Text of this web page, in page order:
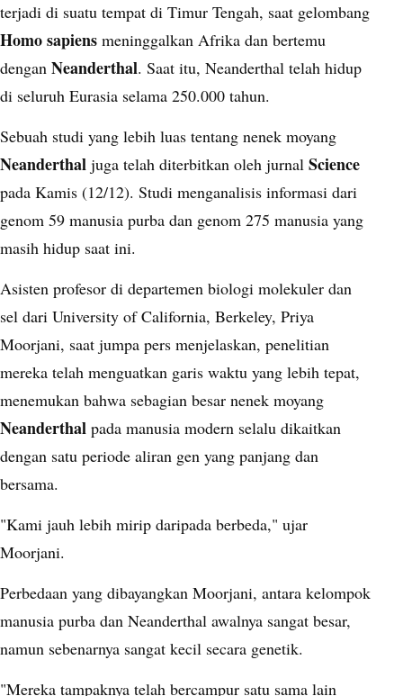
terjadi di suatu tempat di Timur Tengah, saat gelombang
Homo sapiens meninggalkan Afrika dan bertemu
dengan Neanderthal. Saat itu, Neanderthal telah hidup
di seluruh Eurasia selama 250.000 tahun.
Sebuah studi yang lebih luas tentang nenek moyang
Neanderthal juga telah diterbitkan oleh jurnal Science
pada Kamis (12/12). Studi menganalisis informasi dari
genom 59 manusia purba dan genom 275 manusia yang
masih hidup saat ini.
Asisten profesor di departemen biologi molekuler dan
sel dari University of California, Berkeley, Priya
Moorjani, saat jumpa pers menjelaskan, penelitian
mereka telah menguatkan garis waktu yang lebih tepat,
menemukan bahwa sebagian besar nenek moyang
Neanderthal pada manusia modern selalu dikaitkan
dengan satu periode aliran gen yang panjang dan
bersama.
"Kami jauh lebih mirip daripada berbeda," ujar
Moorjani.
Perbedaan yang dibayangkan Moorjani, antara kelompok
manusia purba dan Neanderthal awalnya sangat besar,
namun sebenarnya sangat kecil secara genetik.
"Mereka tampaknya telah bercampur satu sama lain